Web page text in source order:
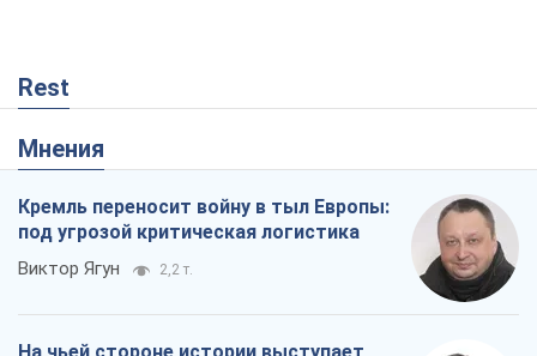
Rest
Мнения
Кремль переносит войну в тыл Европы:
под угрозой критическая логистика
Виктор Ягун 2,2 т.